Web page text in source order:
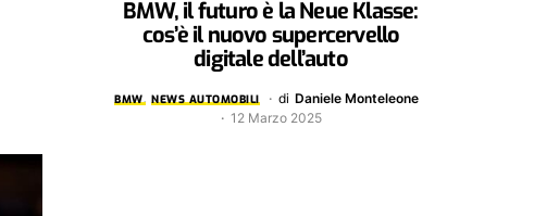
BMW, il futuro è la Neue Klasse:
cos’è il nuovo supercervello
digitale dell’auto
BMW NEWS AUTOMOBILI di Daniele Monteleone
12 Marzo 2025